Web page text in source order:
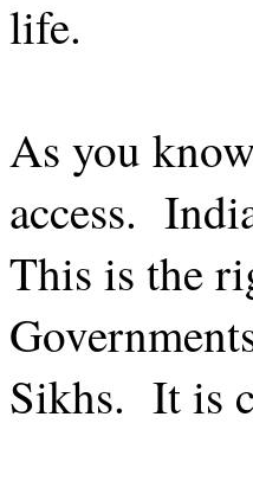
life.
As you
access.
This is the
Sikhs. It is